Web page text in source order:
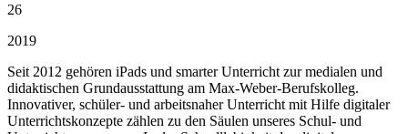
26
2019
Seit 2012 gehören iPads und smarter Unterricht zur medialen und
didaktischen Grundausstattung am Max-Weber-Berufskolleg.
Innovativer, schüler- und arbeitsnaher Unterricht mit Hilfe digitaler
Unterrichtskonzepte zählen zu den Säulen unseres Schul- und